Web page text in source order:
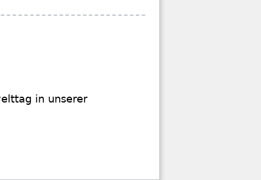
in unserer